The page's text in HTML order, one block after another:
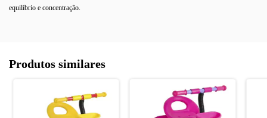
equilíbrio e concentração.
Produtos similares